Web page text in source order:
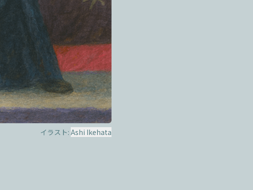
イラスト: Ashi Ikehata